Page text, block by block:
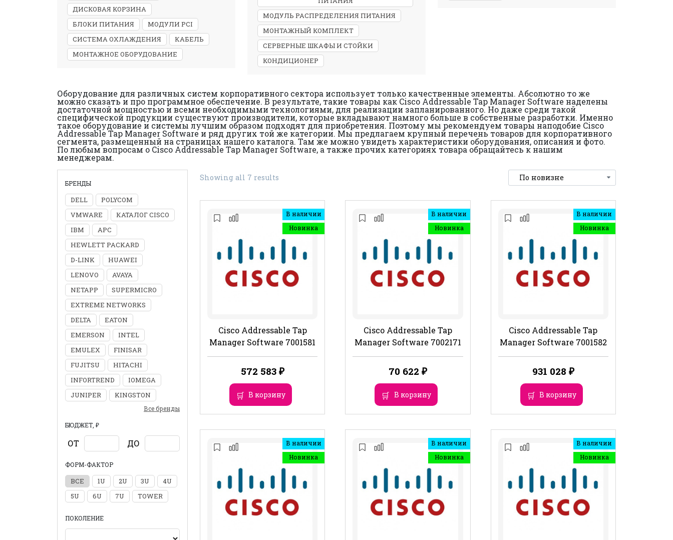
ДИСКОВАЯ КОРЗИНА
БЛОКИ ПИТАНИЯ
МОДУЛИ PCI
СИСТЕМА ОХЛАЖДЕНИЯ
КАБЕЛЬ
МОНТАЖНОЕ ОБОРУДОВАНИЕ
МОДУЛЬ РАСПРЕДЕЛЕНИЯ ПИТАНИЯ
МОНТАЖНЫЙ КОМПЛЕКТ
СЕРВЕРНЫЕ ШКАФЫ И СТОЙКИ
КОНДИЦИОНЕР
Оборудование для различных систем корпоративного сектора использует только качественные элементы. Абсолютно то же
можно сказать и про программное обеспечение. В результате, такие товары как Cisco Addressable Tap Manager Software наделены
достаточной мощностью и всеми необходимыми технологиями, для реализации запланированного. Но даже среди такой
специфической продукции существуют производители, которые вкладывают намного больше в собственные разработки. Именно
такое оборудование и системы лучшим образом подходят для приобретения. Поэтому мы рекомендуем товары наподобие Cisco
Addressable Tap Manager Software и ряд других той же категории. Мы предлагаем крупный перечень товаров для корпоративного
сегмента, размещенный на страницах нашего каталога. Там же можно увидеть характеристики оборудования, описания и фото.
По любым вопросам о Cisco Addressable Tap Manager Software, а также прочих категориях товара обращайтесь к нашим
менеджерам.
БРЕНДЫ
DELL
POLYCOM
VMWARE
КАТАЛОГ CISCO
IBM
APC
HEWLETT PACKARD
D-LINK
HUAWEI
LENOVO
AVAYA
NETAPP
SUPERMICRO
EXTREME NETWORKS
DELTA
EATON
EMERSON
INTEL
EMULEX
FINISAR
FUJITSU
HITACHI
INFORTREND
IOMEGA
JUNIPER
KINGSTON
Все бренды
БЮДЖЕТ, ₽
ОТ ДО
ФОРМ-ФАКТОР
ВСЕ 1U 2U 3U
4U
5U
6U 7U TOWER
ПОКОЛЕНИЕ
Showing all 7 results
В наличии
Новинка
Cisco Addressable Tap
Manager Software 7001581
572 583 ₽
В корзину
В наличии
Новинка
Cisco Addressable Tap
Manager Software 7002171
70 622 ₽
В корзину
В наличии
Новинка
Cisco Addressable Tap
Manager Software 7001582
931 028 ₽
В корзину
В наличии
Новинка
В наличии
Новинка
В наличии
Новинка